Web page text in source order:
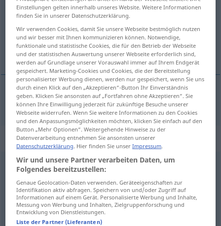
Übersicht aller Übersetzungen
(Für mehr Details die Übersetzung anklicken/antippen)
gefräßig
gefräßig comedor
„comedor“: masculino
comedor [komeˈðɔr]m,comedora [komeˈðora]f
Übersicht aller Übersetzungen
(Für mehr Details die Übersetzung anklicken/antippen)
zwanghafter Esser...
Einstellungen gelten innerhalb unseres Website. Weitere Informationen
finden Sie in unserer Datenschutzerklärung.
Wir verwenden Cookies, damit Sie unsere Webseite bestmöglich nutzen
und wir besser mit Ihnen kommunizieren können. Notwendige,
funktionale und statistische Cookies, die für den Betrieb der Webseite
und der statistischen Auswertung unserer Webseite erforderlich sind,
werden auf Grundlage unserer Vorauswahl immer auf Ihrem Endgerät
gespeichert. Marketing-Cookies und Cookies, die der Bereitstellung
personalisierter Werbung dienen, werden nur gespeichert, wenn Sie uns
durch einen Klick auf den „Akzeptieren“-Button Ihr Einverständnis
geben. Klicken Sie ansonsten auf „Fortfahren ohne Akzeptieren“. Sie
können Ihre Einwilligung jederzeit für zukünftige Besuche unserer
Webseite widerrufen. Wenn Sie weitere Informationen zu den Cookies
und den Anpassungsmöglichkeiten möchten, klicken Sie einfach auf den
Button „Mehr Optionen“. Weitergehende Hinweise zu der
Datenverarbeitung entnehmen Sie ansonsten unserer
Datenschutzerklärung. Hier finden Sie unserImpressum.
Wir und unsere Partner verarbeiten Daten, um
Folgendes bereitzustellen:
Genaue Geolocation-Daten verwenden. Geräteeigenschaften zur
Identifikation aktiv abfragen. Speichern von und/oder Zugriff auf
Informationen auf einem Gerät. Personalisierte Werbung und Inhalte,
Messung von Werbung und Inhalten, Zielgruppenforschung und
Entwicklung von Dienstleistungen.
Liste der Partner (Lieferanten)